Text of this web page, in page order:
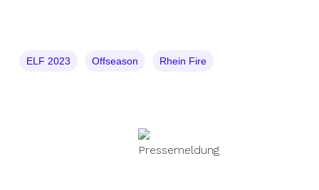
ELF 2023 Offseason Rhein Fire